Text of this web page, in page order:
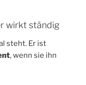
wirkt ständig
steht. Er ist
, wenn sie ihn